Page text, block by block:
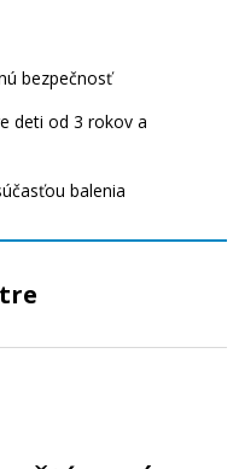
bezpečnosť​
deti od 3 rokov a
balenia